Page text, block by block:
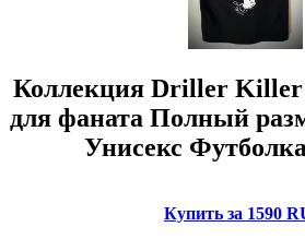
Коллекция Driller Killer
для фаната Полный
Унисекс
Купить за 1590